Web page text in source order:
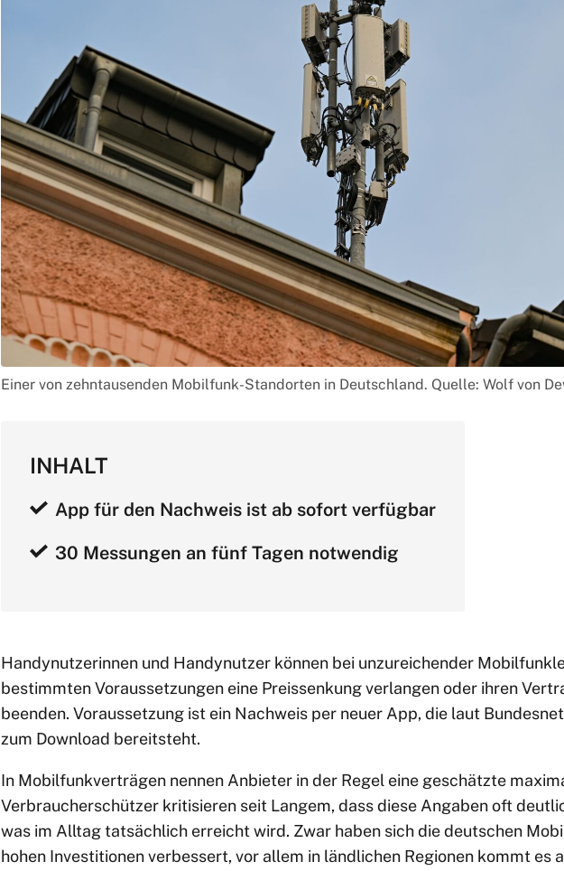
Einer von zehntausenden Mobilfunk-Standorten in Deutschland. Quelle: Wolf von
INHALT
App für den Nachweis ist ab sofort verfügbar
30 Messungen an fünf Tagen notwendig
Handynutzerinnen und Handynutzer können bei unzureichender
bestimmten Voraussetzungen eine Preissenkung verlangen oder ihren
beenden. Voraussetzung ist ein Nachweis per neuer App, die laut
zum Download bereitsteht.
In Mobilfunkverträgen nennen Anbieter in der Regel eine geschätzte
Verbraucherschützer kritisieren seit Langem, dass diese Angaben oft
was im Alltag tatsächlich erreicht wird. Zwar haben sich die deutschen
hohen Investitionen verbessert, vor allem in ländlichen Regionen kommt es